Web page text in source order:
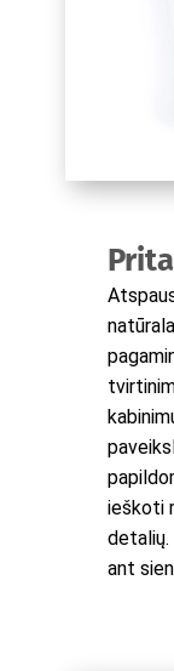
ieškoti
ant